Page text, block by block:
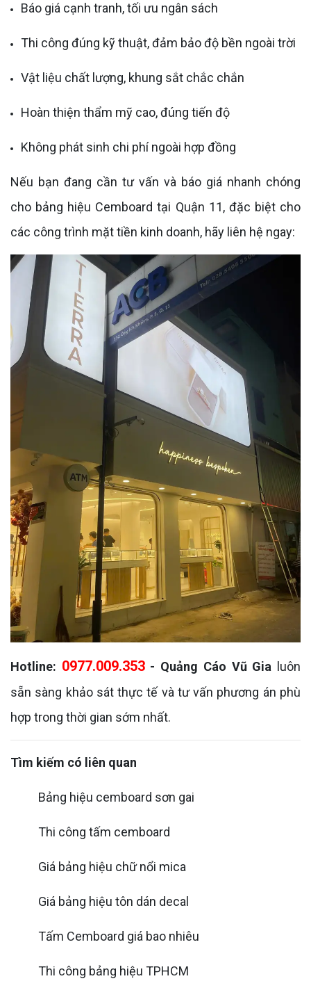
Báo giá cạnh tranh, tối ưu ngân sách
Thi công đúng kỹ thuật, đảm bảo độ bền ngoài trời
Vật liệu chất lượng, khung sắt chắc chắn
Hoàn thiện thẩm mỹ cao, đúng tiến độ
Không phát sinh chi phí ngoài hợp đồng
Nếu bạn đang cần tư vấn và báo giá nhanh chóng
cho bảng hiệu Cemboard tại Quận 11, đặc biệt cho
các công trình mặt tiền kinh doanh, hãy liên hệ ngay:
Hotline: 0977.009.353- Quảng Cáo Vũ Gia luôn
sẵn sàng khảo sát thực tế và tư vấn phương án phù
hợp trong thời gian sớm nhất.
Tìm kiếm có liên quan
Bảng hiệu cemboard sơn gai
Thi công tấm cemboard
Giá bảng hiệu chữ nổi mica
Giá bảng hiệu tôn dán decal
Tấm Cemboard giá bao nhiêu
Thi công bảng hiệu TPHCM